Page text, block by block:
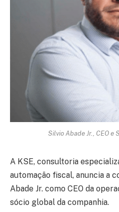
Silvio Abade Jr., CEO e
A KSE, consultoria
automação fiscal, anuncia a
Abade Jr. como CEO da
sócio global da companhia.